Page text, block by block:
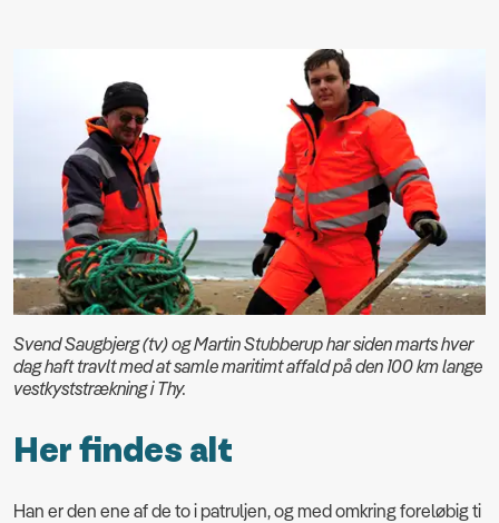
Svend Saugbjerg (tv) og Martin Stubberup har siden marts hver
dag haft travlt med at samle maritimt affald på den 100 km lange
vestkyststrækning i Thy.
Her findes alt
Han er den ene af de to i patruljen, og med omkring foreløbig ti